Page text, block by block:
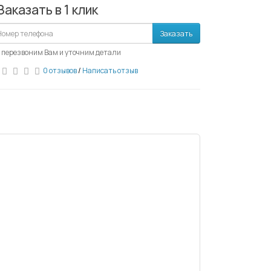
в 1 клик
Заказать
Вам и уточним детали
0 отзывов/ Написать отзыв